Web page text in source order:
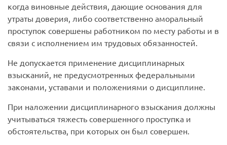
когда виновные действия, дающие основания для
утраты доверия, либо соответственно аморальный
проступок совершены работником по месту работы и в
связи с исполнением им трудовых обязанностей.
Не допускается применение дисциплинарных
взысканий, не предусмотренных федеральными
законами, уставами и положениями о дисциплине.
При наложении дисциплинарного взыскания должны
учитываться тяжесть совершенного проступка и
обстоятельства, при которых он был совершен.